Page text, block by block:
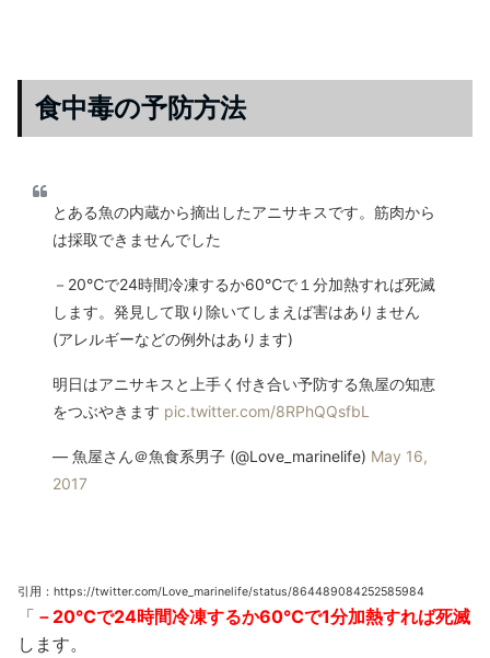
食中毒の予防方法
とある魚の内蔵から摘出したアニサキスです。筋肉から
は採取できませんでした
－20℃で24時間冷凍するか60℃で１分加熱すれば死滅
します。発見して取り除いてしまえば害はありません
(アレルギーなどの例外はあります)
明日はアニサキスと上手く付き合い予防する魚屋の知恵
をつぶやきます pic.twitter.com/8RPhQQsfbL
— 魚屋さん＠魚食系男子 (@Love_marinelife) May 16,
2017
引用：https://twitter.com/Love_marinelife/status/864489084252585984
「 －20℃で24時間冷凍するか60℃で1分加熱すれば死滅
します。